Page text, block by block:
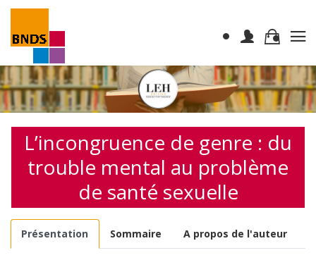
L’incongruence de genre : du
trouble mental au problème
de santé sexuelle
Présentation Sommaire A propos de l'auteur